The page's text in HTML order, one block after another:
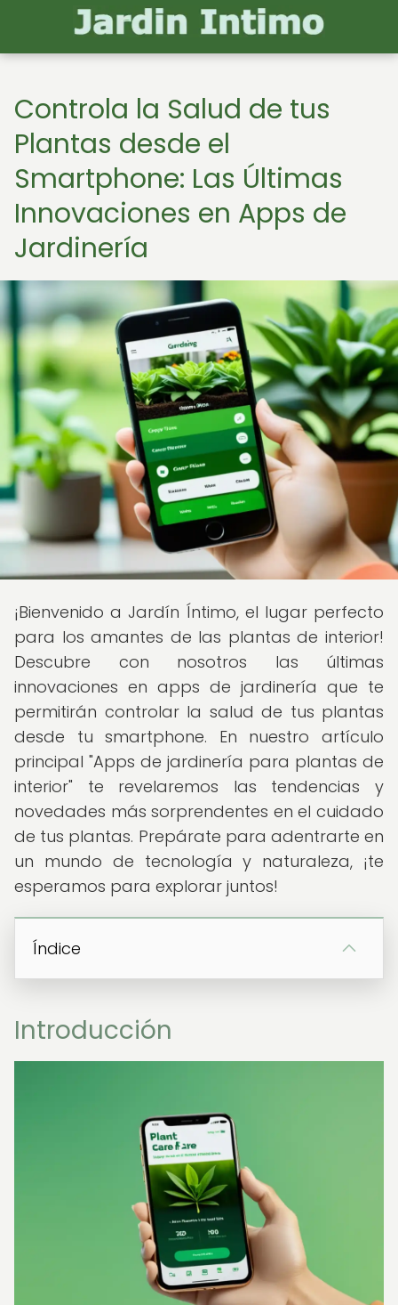
Controla la Salud de tus
Plantas desde el
Smartphone: Las Últimas
Innovaciones en Apps de
Jardinería
¡Bienvenido a Jardín Íntimo, el lugar perfecto
para los amantes de las plantas de interior!
Descubre con nosotros las últimas
innovaciones en apps de jardinería que te
permitirán controlar la salud de tus plantas
desde tu smartphone. En nuestro artículo
principal "Apps de jardinería para plantas de
interior" te revelaremos las tendencias y
novedades más sorprendentes en el cuidado
de tus plantas. Prepárate para adentrarte en
un mundo de tecnología y naturaleza, ¡te
esperamos para explorar juntos!
Índice
Introducción